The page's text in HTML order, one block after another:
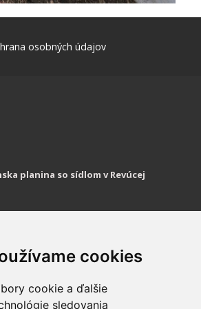
cookies
cookie a ďalšie
sledovania
osobných údajov
planina so sídlom v Revúcej
SR